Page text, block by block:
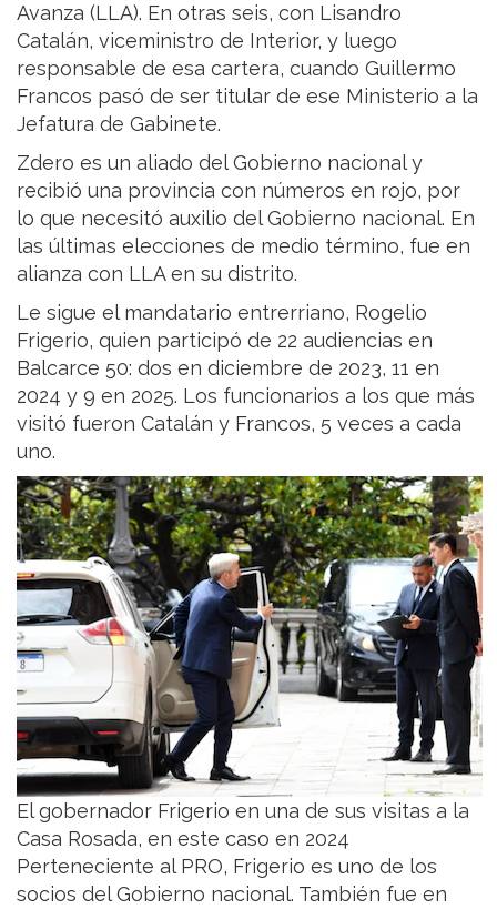
Avanza (LLA). En otras seis, con Lisandro
Catalán, viceministro de Interior, y luego
responsable de esa cartera, cuando Guillermo
Francos pasó de ser titular de ese Ministerio a la
Jefatura de Gabinete.
Zdero es un aliado del Gobierno nacional y
recibió una provincia con números en rojo, por
lo que necesitó auxilio del Gobierno nacional. En
las últimas elecciones de medio término, fue en
alianza con LLA en su distrito.
Le sigue el mandatario entrerriano, Rogelio
Frigerio, quien participó de 22 audiencias en
Balcarce 50: dos en diciembre de 2023, 11 en
2024 y 9 en 2025. Los funcionarios a los que más
visitó fueron Catalán y Francos, 5 veces a cada
uno.
El gobernador Frigerio en una de sus visitas a la
Casa Rosada, en este caso en 2024
Perteneciente al PRO, Frigerio es uno de los
socios del Gobierno nacional. También fue en